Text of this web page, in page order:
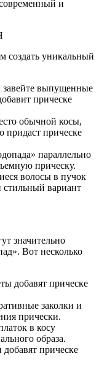
и
создать уникальный
завейте выпущенные
прическе
обычной косы,
придаст прическе
параллельно
прическу.
волосы в пучок
стильный вариант
значительно
Вот несколько
добавят прическе
заколки и
прически.
в косу
образа.
прическе